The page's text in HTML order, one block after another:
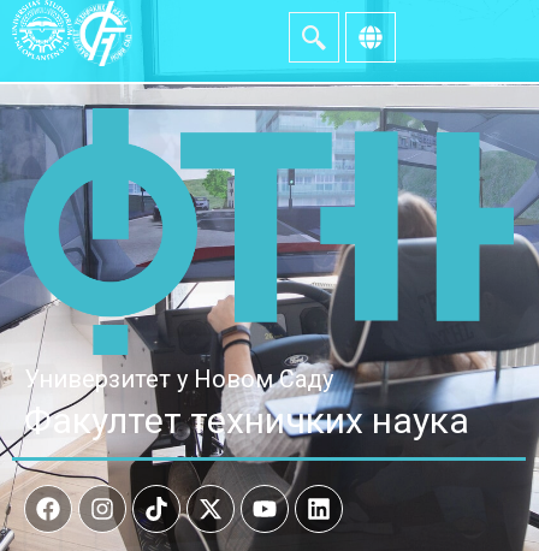
Универзитет у Новом Саду
Факултет техничких наука